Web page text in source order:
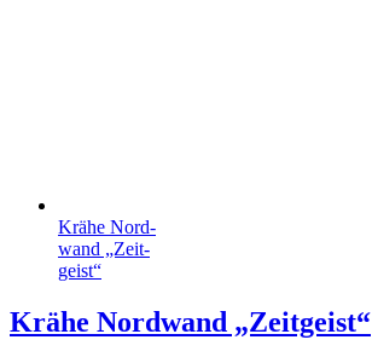
Krähe Nord­
wand „Zeit­
geist“
Krähe Nord­wand „Zeit­geist“